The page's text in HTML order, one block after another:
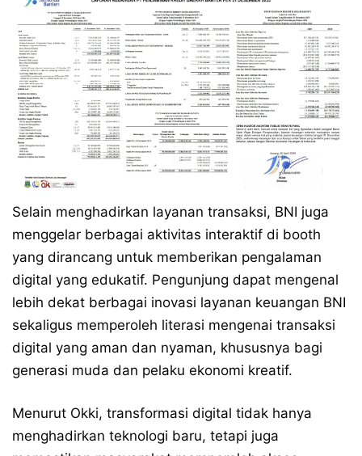
Selain menghadirkan layanan transaksi, BNI juga
menggelar berbagai aktivitas interaktif di booth
yang dirancang untuk memberikan pengalaman
digital yang edukatif. Pengunjung dapat mengenal
lebih dekat berbagai inovasi layanan keuangan BNI
sekaligus memperoleh literasi mengenai transaksi
digital yang aman dan nyaman, khususnya bagi
generasi muda dan pelaku ekonomi kreatif.
Menurut Okki, transformasi digital tidak hanya
menghadirkan teknologi baru, tetapi juga